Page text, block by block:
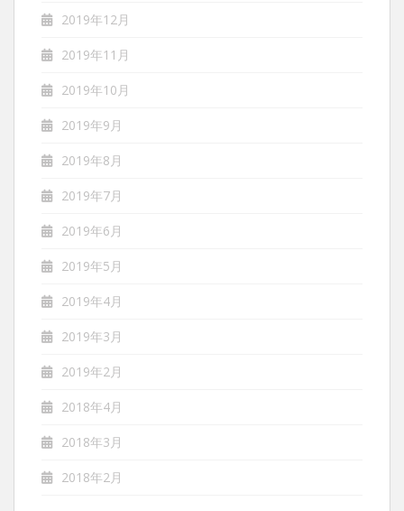
2019年12月
2019年11月
2019年10月
2019年9月
2019年8月
2019年7月
2019年6月
2019年5月
2019年4月
2019年3月
2019年2月
2018年4月
2018年3月
2018年2月